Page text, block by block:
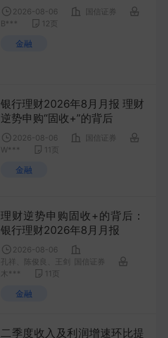
2026-08-06
国信证券
B***
12 页
金融
银行理财2026年8月月报 理财
逆势申购“固收+”的背后
2026-08-06
国信证券
W***
11 页
金融
理财逆势申购固收+的背后：
银行理财2026年8月月报
2026-08-06
孔祥、陈俊良、王剑
国信证券
木***
11 页
金融
二季度收入及利润增速环比提